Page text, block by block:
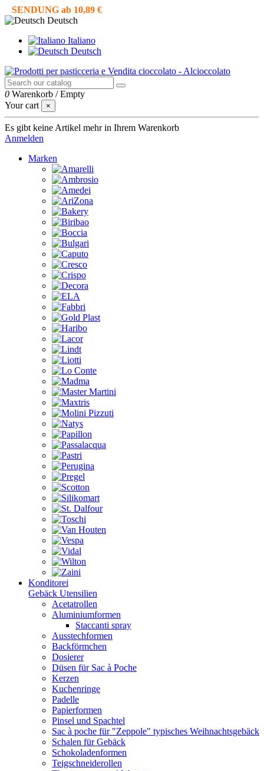
SENDUNG ab 10,89 €
Deutsch
Italiano
Deutsch
0 Warenkorb /Empty
Your cart
×
Es gibt keine Artikel mehr in Ihrem Warenkorb
Anmelden
Marken
Konditorei
Gebäck Utensilien
Acetatrollen
Aluminiumformen
Staccanti spray
Ausstechformen
Backförmchen
Dosierer
Düsen für Sac à Poche
Kerzen
Kuchenringe
Padelle
Papierformen
Pinsel und Spachtel
Sac à poche für "Zeppole" typisches Weihnachtsgebäck
Schalen für Gebäck
Schokoladenformen
Teigschneiderollen